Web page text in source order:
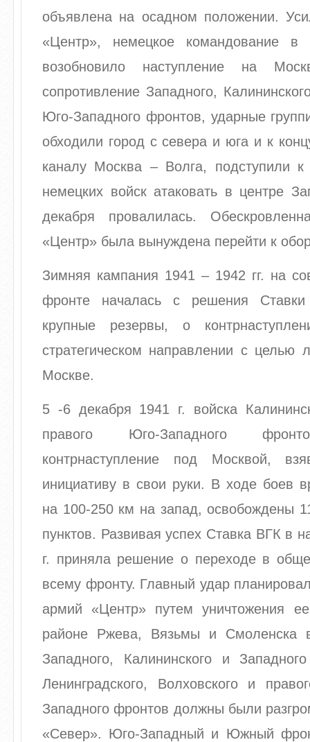
объявлена на осадном положении.
«Центр», немецкое командование в
возобновило наступление на
сопротивление Западного,
Юго-Западного фронтов, ударные
обходили город с севера и юга и к
каналу Москва – Волга, подступили
немецких войск атаковать в центре
декабря провалилась.
«Центр» была вынуждена перейти к
Зимняя кампания 1941 – 1942 гг. на
фронте началась с решения
крупные резервы, о
стратегическом направлении с целью
Москве.
5 -6 декабря 1941 г. войска
правого Юго-Западного
контрнаступление под Москвой,
инициативу в свои руки. В ходе боев
на 100-250 км на запад, освобождены
пунктов. Развивая успех Ставка ВГК в
г. приняла решение о переходе в
всему фронту. Главный удар
армий «Центр» путем уничтожения
районе Ржева, Вязьмы и Смоленска
Западного, Калининского и
Ленинградского, Волховского и
Западного фронтов должны были
«Север». Юго-Западный и Южный